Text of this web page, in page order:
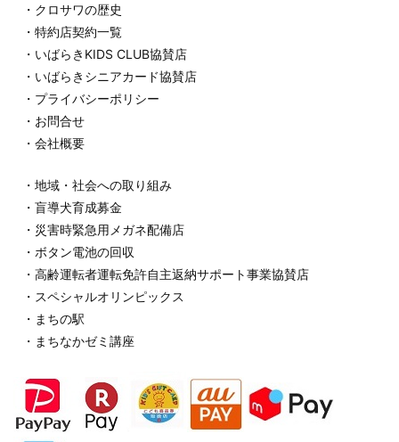
・クロサワの歴史
・特約店契約一覧
・いばらきKIDS CLUB協賛店
・いばらきシニアカード協賛店
・プライバシーポリシー
・お問合せ
・会社概要
・地域・社会への取り組み
・盲導犬育成募金
・災害時緊急用メガネ配備店
・ボタン電池の回収
・高齢運転者運転免許自主返納サポート事業協賛店
・スペシャルオリンピックス
・まちの駅
・まちなかゼミ講座